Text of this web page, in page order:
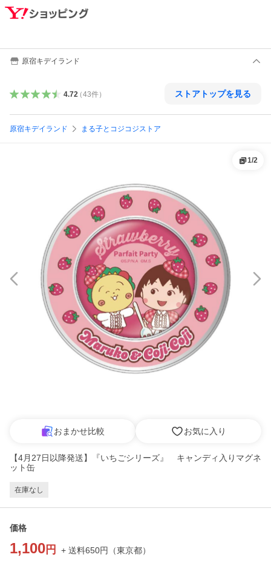
原宿キデイランド
4.72（43件） ストアトップを見る
原宿キデイランド まる子とコジコジストア
1/2
おまかせ比較 お気に入り
【4月27日以降発送】『いちごシリーズ』 キャンディ入りマグネ
ット缶
在庫なし
価格
1,100 円 + 送料650円 （東京都）